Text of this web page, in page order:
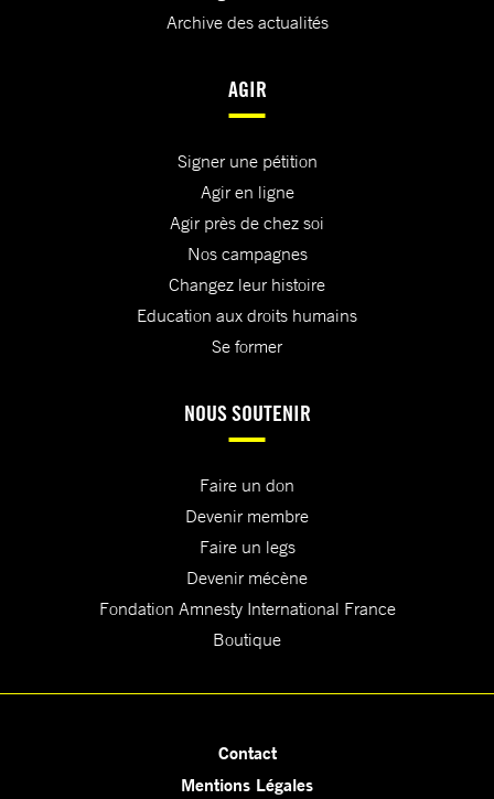
Archive des actualités
AGIR
Signer une pétition
Agir en ligne
Agir près de chez soi
Nos campagnes
Changez leur histoire
Education aux droits humains
Se former
NOUS SOUTENIR
Faire un don
Devenir membre
Faire un legs
Devenir mécène
Fondation Amnesty International France
Boutique
Contact
Mentions Légales